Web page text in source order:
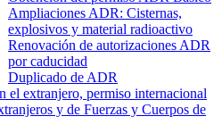
Ampliaciones ADR: Cisternas,
explosivos y material radioactivo
Renovación de autorizaciones ADR
por caducidad
Duplicado de ADR
el extranjero, permiso internacional
y de Fuerzas y Cuerpos de